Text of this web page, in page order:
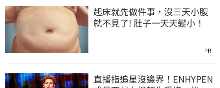
起床就先做件事，沒三天小腹
就不見了! 肚子一天天變小！
PR
直播指追星沒邊界！ENHYPEN